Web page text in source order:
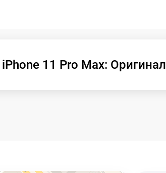
11 Pro Max: Оригинал